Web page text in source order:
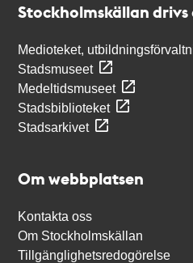
Stockholmskällan drivs
Medioteket,
Stadsmuseet
Medeltidsmuseet
Stadsbiblioteket
Stadsarkivet
Om webbplatsen
Kontakta oss
Om Stockholmskällan
Tillgänglighetsredogörelse